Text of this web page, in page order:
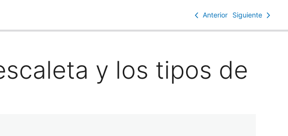
Anterior Siguiente
y los tipos de